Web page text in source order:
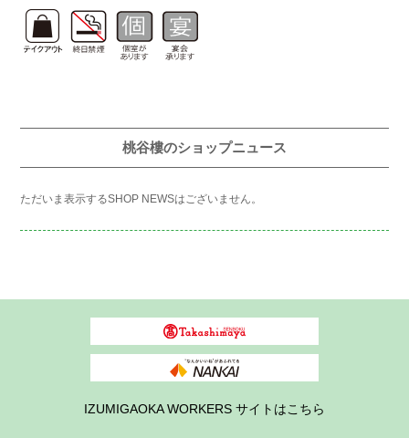
桃谷樓のショップニュース
ただいま表示するSHOP NEWSはございません。
IZUMIGAOKA WORKERS サイトはこちら